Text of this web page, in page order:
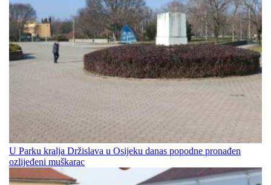
U Parku kralja Držislava u Osijeku danas popodne pronađen
ozlijeđeni muškarac